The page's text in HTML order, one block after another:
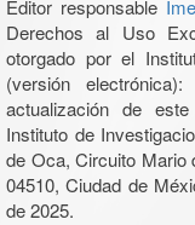
Editor responsable
Derechos al Uso
otorgado por el
(versión
actualización de
Instituto de
de Oca, Circuito Mario
04510, Ciudad de
de 2025.